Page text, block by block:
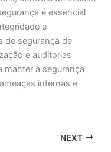
é essencial
e
de segurança de
e auditorias
manter a segurança
internas e
NEXT